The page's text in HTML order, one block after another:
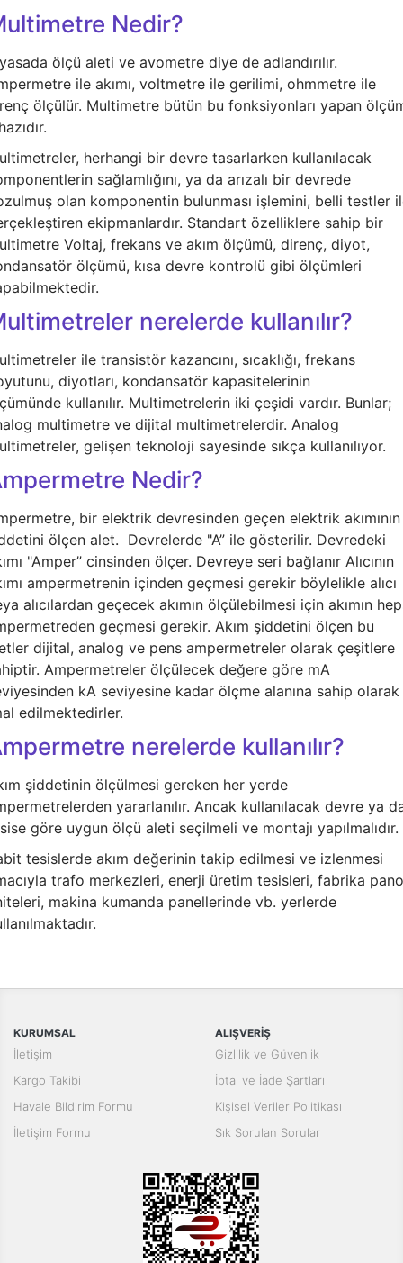
Nedir?
ölçü aleti ve avometre diye de adlandırılır.
ile akımı, voltmetre ile gerilimi, ohmmetre ile
ölçülür. Multimetre bütün bu fonksiyonları yapan
herhangi bir devre tasarlarken kullanılacak
sağlamlığını, ya da arızalı bir devrede
olan komponentin bulunması işlemini, belli testler
ekipmanlardır. Standart özelliklere sahip bir
Voltaj, frekans ve akım ölçümü, direnç, diyot,
ölçümü, kısa devre kontrolü gibi ölçümleri
nerelerde kullanılır?
ile transistör kazancını, sıcaklığı, frekans
diyotları, kondansatör kapasitelerinin
kullanılır. Multimetrelerin iki çeşidi vardır. Bunlar;
multimetre ve dijital multimetrelerdir. Analog
gelişen teknoloji sayesinde sıkça kullanılıyor.
Nedir?
bir elektrik devresinden geçen elektrik akımının
ölçen alet. Devrelerde "A” ile gösterilir. Devredeki
"Amper” cinsinden ölçer. Devreye seri bağlanır Alıcının
ampermetrenin içinden geçmesi gerekir böylelikle alıcı
alıcılardan geçecek akımın ölçülebilmesi için akımın
geçmesi gerekir. Akım şiddetini ölçen bu
dijital, analog ve pens ampermetreler olarak çeşitlere
Ampermetreler ölçülecek değere göre mA
kA seviyesine kadar ölçme alanına sahip olarak
edilmektedirler.
nerelerde kullanılır?
şiddetinin ölçülmesi gereken her yerde
yararlanılır. Ancak kullanılacak devre ya
göre uygun ölçü aleti seçilmeli ve montajı yapılmalıdır.
tesislerde akım değerinin takip edilmesi ve izlenmesi
trafo merkezleri, enerji üretim tesisleri, fabrika pano
makina kumanda panellerinde vb. yerlerde
KURUMSAL
İletişim
Kargo Takibi
Havale Bildirim Formu
İletişim Formu
ALIŞVERİŞ
Gizlilik ve Güvenlik
İptal ve İade Şartları
Kişisel Veriler Politikası
Sık Sorulan Sorular